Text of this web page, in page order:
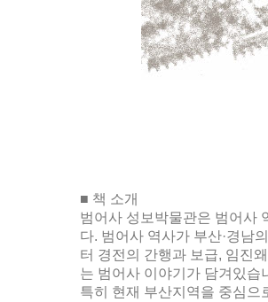
■ 책 소개
범어사 성보박물관은 범어사
다. 범어사 역사가 부산·경남
터 경전의 간행과 보급, 임진
는 범어사 이야기가 담겨있습
특히 현재 부산지역을 중심